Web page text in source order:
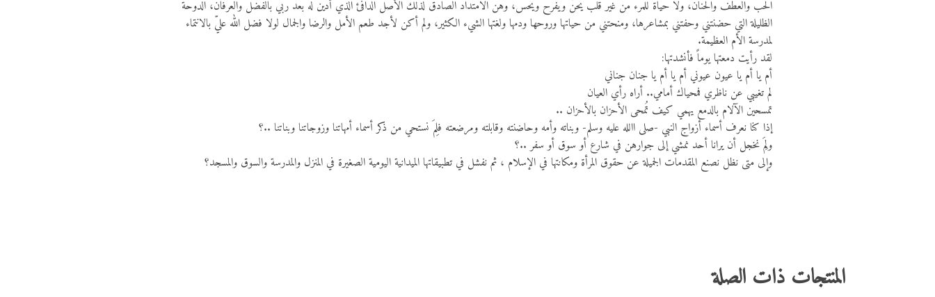
الحب والعطف والحنان، ولا حياة للمرء من غير قلب يحنّ ويفرح ويحس، وهن الامتداد الصادق لذلك الأصل الدافئ الذي أدين له بعد ربي بالفضل والعرفان، الدوحة
الظليلة التي حضنتني وحفتني بمشاعرها، ومنحتني من حياتها وروحها ودمها ولغتها الشيء الكثير، ولم أكن لأجد طعم الأمل والرضا والجمال لولا فضل الله عليّ بالانتماء
لمدرسة الأم العظيمة.
لقد رأيت دمعتها يوماً فأنشدتها:
أم يا أم يا عيون عيوني أم يا أم يا جنان جناني
لم تغيبي عن ناظري فمحياك أمامي.. أراه رأي العيان
تمسحين الآلام بالدمع يهمي كيف تُمحى الأحزان بالأحزان ..
إذا كنا نعرف أسماء أزواج النبي -صلى االله عليه وسلم- وبناته وأمه وحاضنته وقابلته ومرضعته فلِمَ نستحي من ذكر أسماء أمهاتنا وزوجاتنا وبناتنا ..؟
ولِمَ نخجل أن يرانا أحد نمشي إلى جوارهن في شارع أو سوق أو سفر ..؟
وإلى متى نظل نصنع المقدمات الجميلة عن حقوق المرأة ومكانتها في الإسلام ، ثم نفشل في تطبيقاتها الميدانية اليومية الصغيرة في المنزل والمدرسة والسوق والمسجد؟
المنتجات ذات الصلة